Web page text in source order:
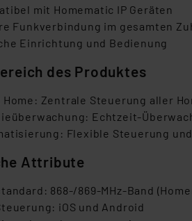
mit Homematic IP Geräten
Funkverbindung im gesamten
Einrichtung und Bedienung
des Produktes
Home: Zentrale Steuerung aller
Echtzeit-
Flexible Steuerung
Attribute
868-/869-MHz-Band
iOS und Android